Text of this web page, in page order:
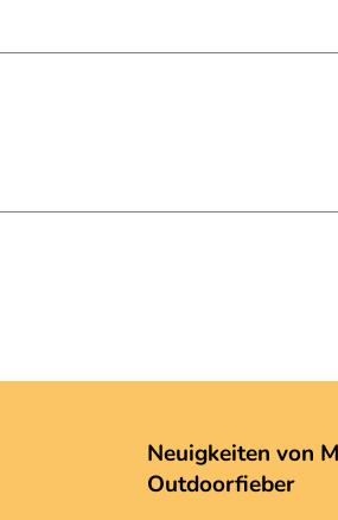
Neuigkeiten von
Outdoorfieber